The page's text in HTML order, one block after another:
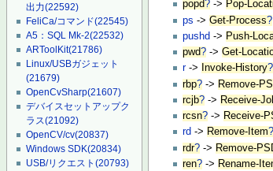
出力(22592)
FeliCa/コマンド(22545)
A5：SQL Mk-2(22532)
ARToolKit(21786)
Linux/USBガジェット
(21679)
OpenCvSharp(21607)
デバイスセットアップク
ラス(21092)
OpenCV/cv(20837)
Windows SDK(20834)
USB/リクエスト(20793)
popd? -> Pop-
ps ->Get-Process?
pushd -> Push-
pwd? ->Get-
r-> Invoke-History?
rbp? -> Remove-
rcjb? -> Receive-
rcsn? -> Receive-
rd -> Remove-Item?
rdr? -> Remove-
ren? -> Rename-